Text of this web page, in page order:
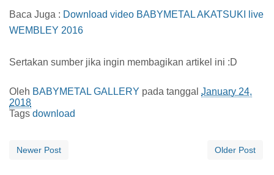
Baca Juga : Download video BABYMETAL AKATSUKI live
WEMBLEY 2016
Sertakan sumber jika ingin membagikan artikel ini :D
Oleh BABYMETAL GALLERY pada tanggal January 24,
2018
Tags download
Newer Post Older Post